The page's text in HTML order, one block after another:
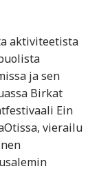
aktiviteetista
ja sen
Birkat
Ein
vierailu